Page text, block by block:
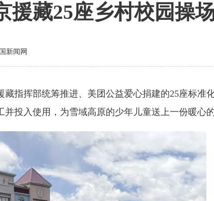
援藏25座乡村校园操
新闻网
挥部统筹推进、美团公益爱心捐建的25座标准
投入使用，为雪域高原的少年儿童送上一份暖心的